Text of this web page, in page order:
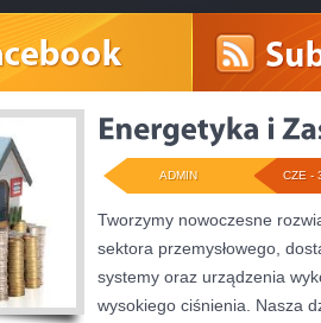
CZE -
ADMIN
Tworzymy nowoczesne
sektora przemysłowego,
systemy oraz urządzenia
wysokiego ciśnienia. Nasza